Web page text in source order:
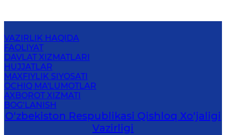
VAZIRLIK HAQIDA
FAOLIYAT
DAVLAT XIZMATLARI
HUJJATLAR
MAXFIYLIK SIYOSATI
OCHIQ MA'LUMOTLAR
AXBOROT XIZMATI
BOG‘LANISH
O‘zbekiston Respublikasi Qishloq Хo‘jаligi
Vаzirligi